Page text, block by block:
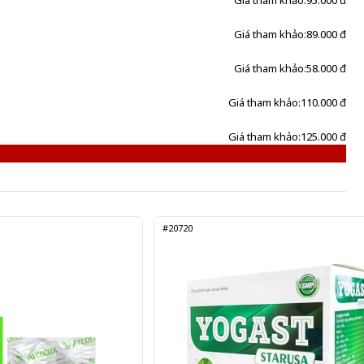
Giá tham khảo:89.000 đ
Giá tham khảo:58.000 đ
Giá tham khảo:110.000 đ
Giá tham khảo:125.000 đ
#20720